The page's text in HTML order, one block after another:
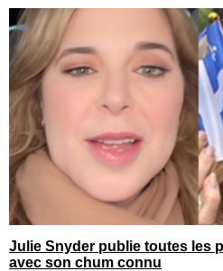
Julie Snyder publie toutes les
avec son chum connu